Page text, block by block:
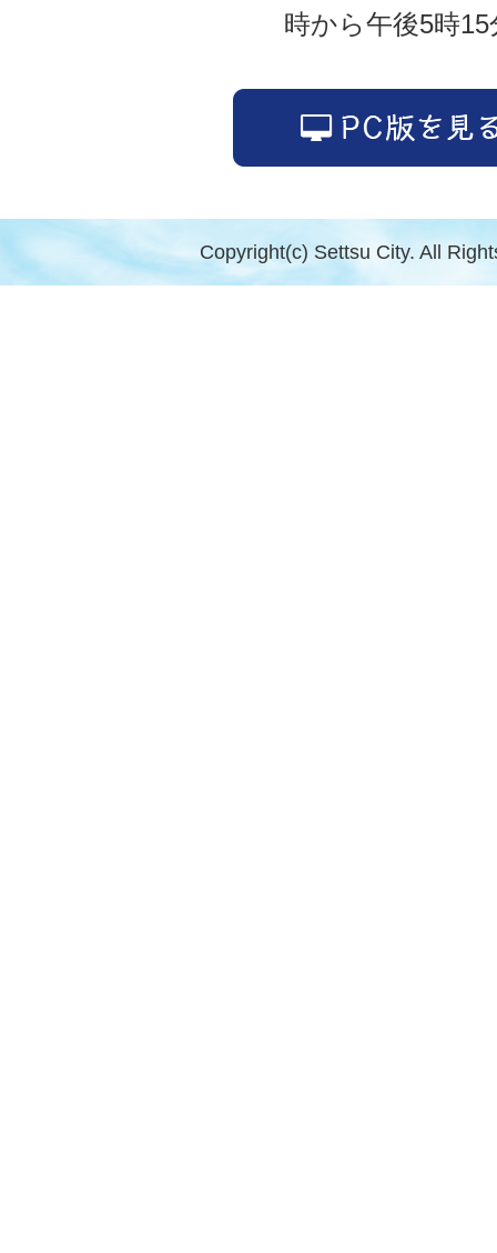
時から午後5時15
Copyright(c) Settsu City. All